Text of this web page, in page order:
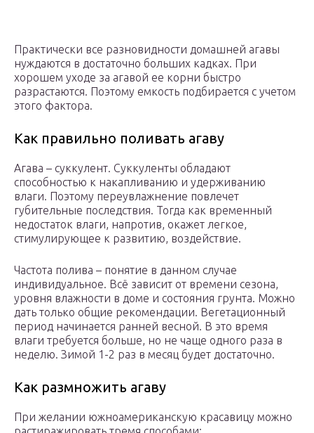
Практически все разновидности домашней агавы
нуждаются в достаточно больших кадках. При
хорошем уходе за агавой ее корни быстро
разрастаются. Поэтому емкость подбирается с учетом
этого фактора.
Как правильно поливать агаву
Агава – суккулент. Суккуленты обладают
способностью к накапливанию и удерживанию
влаги. Поэтому переувлажнение повлечет
губительные последствия. Тогда как временный
недостаток влаги, напротив, окажет легкое,
стимулирующее к развитию, воздействие.
Частота полива – понятие в данном случае
индивидуальное. Всё зависит от времени сезона,
уровня влажности в доме и состояния грунта. Можно
дать только общие рекомендации. Вегетационный
период начинается ранней весной. В это время
влаги требуется больше, но не чаще одного раза в
неделю. Зимой 1-2 раз в месяц будет достаточно.
Как размножить агаву
При желании южноамериканскую красавицу можно